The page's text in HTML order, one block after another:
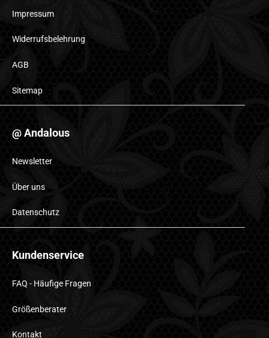
Impressum
Widerrufsbelehrung
AGB
Sitemap
@ Andalous
Newsletter
Über uns
Datenschutz
Kundenservice
FAQ - Häufige Fragen
Größenberater
Kontakt